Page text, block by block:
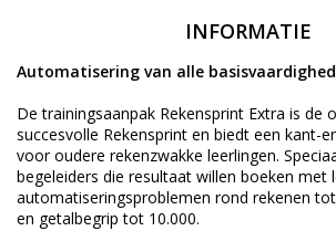
INFORMATIE
Automatisering van alle
De trainingsaanpak Rekensprint Extra is de
succesvolle Rekensprint en biedt een kant-
voor oudere rekenzwakke leerlingen.
begeleiders die resultaat willen boeken met
automatiseringsproblemen rond rekenen
en getalbegrip tot 10.000.